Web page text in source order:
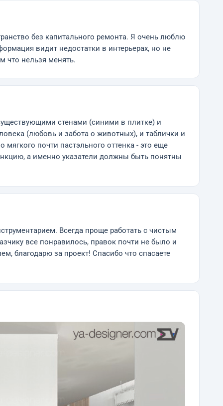
без капитального ремонта. Я очень люблю
видит недостатки в интерьерах, но не
что нельзя менять.
стенами (синими в плитке) и
(любовь и забота о животных), и таблички и
почти пастэльного оттенка - это еще
а именно указатели должны быть понятны
Всегда проще работать с чистым
все понравилось, правок почти не было и
благодарю за проект! Спасибо что спасаете